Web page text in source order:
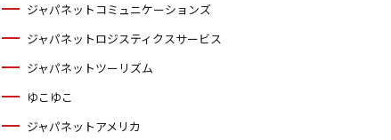
ジャパネットコミュニケーションズ
ジャパネットロジスティクスサービス
ジャパネットツーリズム
ゆこゆこ
ジャパネットアメリカ